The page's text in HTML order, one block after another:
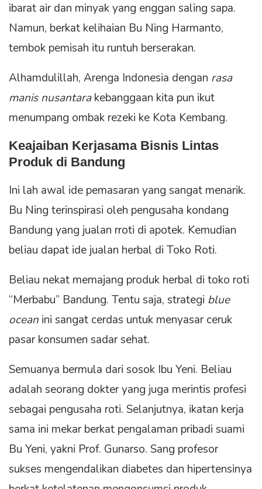
ibarat air dan minyak yang enggan saling sapa.
Namun, berkat kelihaian Bu Ning Harmanto,
tembok pemisah itu runtuh berserakan.
Alhamdulillah, Arenga Indonesia dengan rasa
manis nusantarakebanggaan kita pun ikut
menumpang ombak rezeki ke Kota Kembang.
Keajaiban Kerjasama Bisnis Lintas
Produk di Bandung
Ini lah awal ide pemasaran yang sangat menarik.
Bu Ning terinspirasi oleh pengusaha kondang
Bandung yang jualan rroti di apotek. Kemudian
beliau dapat ide jualan herbal di Toko Roti.
Beliau nekat memajang produk herbal di toko roti
“Merbabu” Bandung. Tentu saja, strategi blue
ocean ini sangat cerdas untuk menyasar ceruk
pasar konsumen sadar sehat.
Semuanya bermula dari sosok Ibu Yeni. Beliau
adalah seorang dokter yang juga merintis profesi
sebagai pengusaha roti. Selanjutnya, ikatan kerja
sama ini mekar berkat pengalaman pribadi suami
Bu Yeni, yakni Prof. Gunarso. Sang profesor
sukses mengendalikan diabetes dan hipertensinya